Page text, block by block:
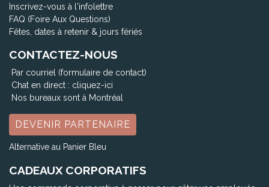
Inscrivez-vous à l'infolettre
FAQ (Foire Aux Questions)
Fêtes, dates à retenir & jours fériés
CONTACTEZ-NOUS
Par courriel (formulaire de contact)
Chat en direct : cliquez-ici
Nos bureaux sont à Montréal
DEVENIR PARTENAIRE
Alternative au Panier Bleu
CADEAUX CORPORATIFS